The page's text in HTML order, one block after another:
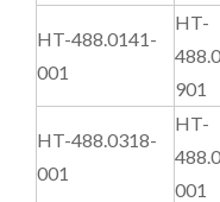
HT-488.0141-
001
HT-
901
HT-488.0318-
001
HT-
001